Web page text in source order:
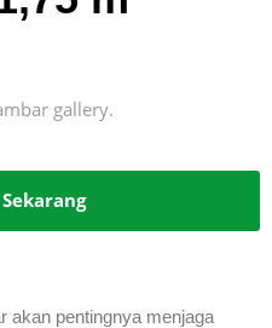
gallery.
akan pentingnya menjaga